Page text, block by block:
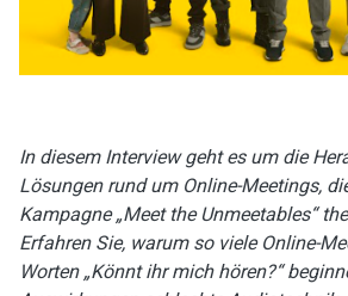
In diesem Interview geht es um die
Lösungen rund um Online-Meetings,
Kampagne „Meet the Unmeetables“
Erfahren Sie, warum so viele Online-
Worten „Könnt ihr mich hören?“